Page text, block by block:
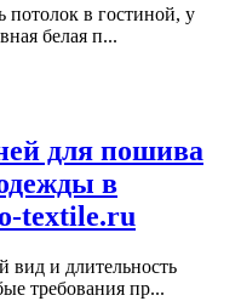
потолок в гостиной, у
белая п...
для пошива
в
textile.ru
вид и длительность
требования пр...